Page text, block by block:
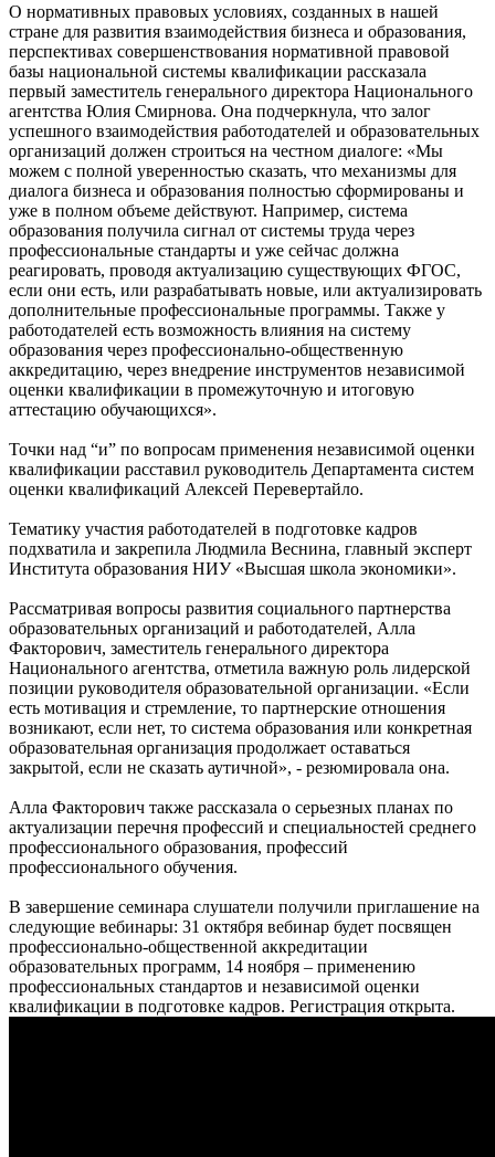
О нормативных правовых условиях, созданных в нашей
стране для развития взаимодействия бизнеса и образования,
перспективах совершенствования нормативной правовой
базы национальной системы квалификации рассказала
первый заместитель генерального директора Национального
агентства Юлия Смирнова. Она подчеркнула, что залог
успешного взаимодействия работодателей и образовательных
организаций должен строиться на честном диалоге: «Мы
можем с полной уверенностью сказать, что механизмы для
диалога бизнеса и образования полностью сформированы и
уже в полном объеме действуют. Например, система
образования получила сигнал от системы труда через
профессиональные стандарты и уже сейчас должна
реагировать, проводя актуализацию существующих ФГОС,
если они есть, или разрабатывать новые, или актуализировать
дополнительные профессиональные программы. Также у
работодателей есть возможность влияния на систему
образования через профессионально-общественную
аккредитацию, через внедрение инструментов независимой
оценки квалификации в промежуточную и итоговую
аттестацию обучающихся».
Точки над “и” по вопросам применения независимой оценки
квалификации расставил руководитель Департамента систем
оценки квалификаций Алексей Перевертайло.
Тематику участия работодателей в подготовке кадров
подхватила и закрепила Людмила Веснина, главный эксперт
Института образования НИУ «Высшая школа экономики».
Рассматривая вопросы развития социального партнерства
образовательных организаций и работодателей, Алла
Факторович, заместитель генерального директора
Национального агентства, отметила важную роль лидерской
позиции руководителя образовательной организации. «Если
есть мотивация и стремление, то партнерские отношения
возникают, если нет, то система образования или конкретная
образовательная организация продолжает оставаться
закрытой, если не сказать аутичной», - резюмировала она.
Алла Факторович также рассказала о серьезных планах по
актуализации перечня профессий и специальностей среднего
профессионального образования, профессий
профессионального обучения.
В завершение семинара слушатели получили приглашение на
следующие вебинары: 31 октября вебинар будет посвящен
профессионально-общественной аккредитации
образовательных программ, 14 ноября – применению
профессиональных стандартов и независимой оценки
квалификации в подготовке кадров. Регистрация открыта.